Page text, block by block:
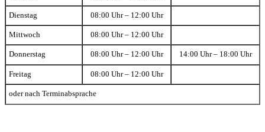
Dienstag 08:00 Uhr – 12:00 Uhr
Mittwoch 08:00 Uhr – 12:00 Uhr
Donnerstag 08:00 Uhr – 12:00 Uhr 14:00 Uhr – 18:00 Uhr
Freitag 08:00 Uhr – 12:00 Uhr
oder nach Terminabsprache